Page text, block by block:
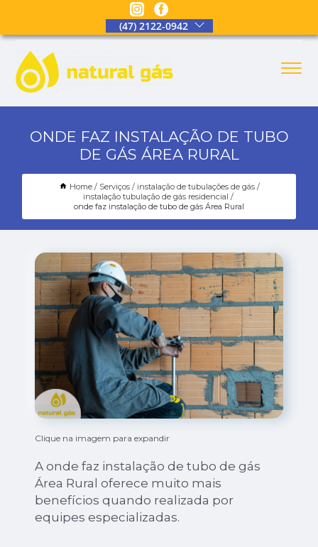
(47) 2122-0942
ONDE FAZ INSTALAÇÃO DE TUBO
DE GÁS ÁREA RURAL
Home Serviços
instalação de tubulações de gás
instalação tubulação de gás residencial
onde faz instalação de tubo de gás Área Rural
Clique na imagem para expandir
A onde faz instalação de tubo de gás
Área Rural oferece muito mais
benefícios quando realizada por
equipes especializadas.